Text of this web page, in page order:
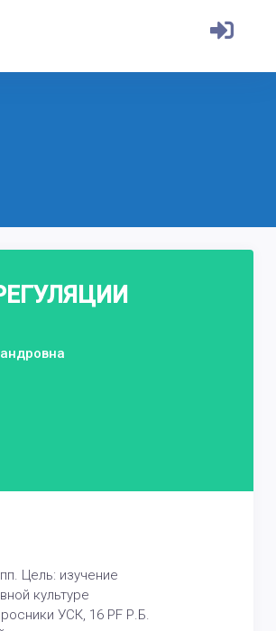
Цель: изучение
культуре
УСК, 16 PF Р.Б.